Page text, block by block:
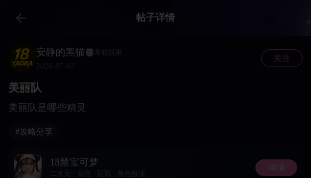
帖子详情
安静的黑猫 常驻玩家
关注
美丽队
美丽队是哪些精灵
#攻略分享
18禁宝可梦
二次元 · 后宫 · 巨乳 · 角色扮演
详情